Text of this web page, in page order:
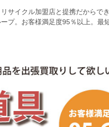
サイクル加盟店と提携だからで
プ。お客様満足度95％以上。最